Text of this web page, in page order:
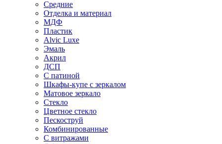
Средние
Отделка и материал
МДФ
Пластик
Alvic Luxe
Эмаль
Акрил
ДСП
С патиной
Шкафы-купе с зеркалом
Матовое зеркало
Стекло
Цветное стекло
Пескоструй
Комбинированные
С витражами